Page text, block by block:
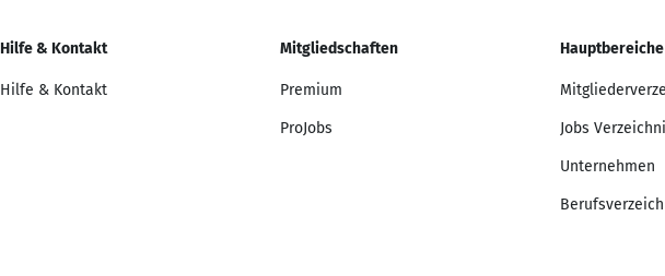
Hilfe & Kontakt
Hilfe & Kontakt
Mitgliedschaften
Premium
ProJobs
Hauptbereiche
Jobs
Unternehmen